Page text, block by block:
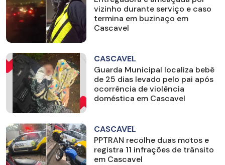
vizinho durante serviço e caso
termina em buzinaço em
Cascavel
CASCAVEL
Guarda Municipal localiza bebê
de 25 dias levado pelo pai após
ocorrência de violência
doméstica em Cascavel
CASCAVEL
PPTRAN recolhe duas motos e
registra 11 infrações de trânsito
em Cascavel